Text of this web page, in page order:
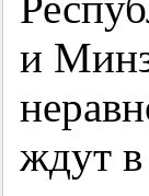
и
ждут